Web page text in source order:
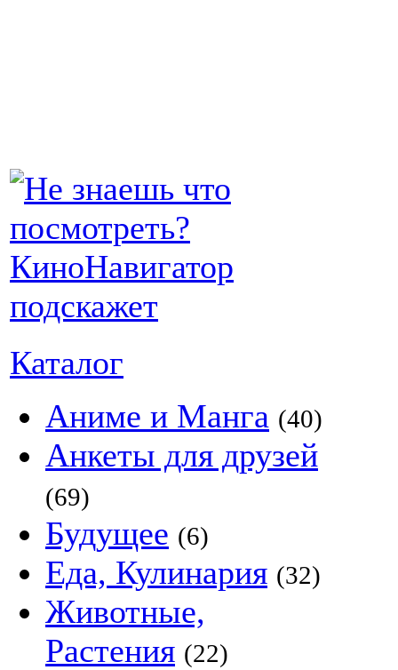
Каталог
Аниме и Манга (40)
Анкеты для друзей
(69)
Будущее (6)
Еда, Кулинария (32)
Животные,
Растения (22)